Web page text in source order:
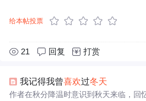
给本帖投票
21 回复 打赏
我记得我曾喜欢过冬天
作者在秋分降温时意识到秋天来临，回